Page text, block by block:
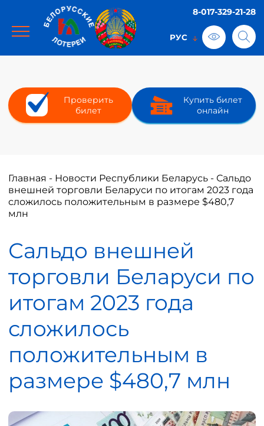
8-017-329-21-28
Проверить
билет
Купить билет
онлайн
Главная - Новости Республики Беларусь - Сальдо
внешней торговли Беларуси по итогам 2023 года
сложилось положительным в размере $480,7
млн
Сальдо внешней
торговли Беларуси по
итогам 2023 года
сложилось
положительным в
размере $480,7 млн